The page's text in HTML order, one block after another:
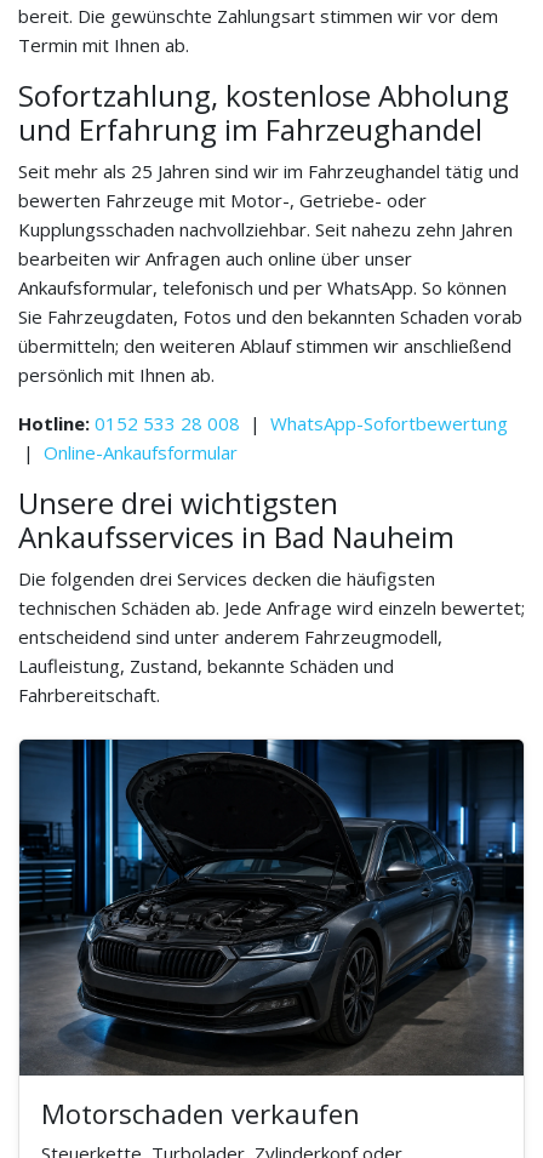
bereit. Die gewünschte Zahlungsart stimmen wir vor dem
Termin mit Ihnen ab.
Sofortzahlung, kostenlose Abholung
und Erfahrung im Fahrzeughandel
Seit mehr als 25 Jahren sind wir im Fahrzeughandel tätig und
bewerten Fahrzeuge mit Motor-, Getriebe- oder
Kupplungsschaden nachvollziehbar. Seit nahezu zehn Jahren
bearbeiten wir Anfragen auch online über unser
Ankaufsformular, telefonisch und per WhatsApp. So können
Sie Fahrzeugdaten, Fotos und den bekannten Schaden vorab
übermitteln; den weiteren Ablauf stimmen wir anschließend
persönlich mit Ihnen ab.
Hotline: 0152 533 28 008 | WhatsApp-Sofortbewertung
| Online-Ankaufsformular
Unsere drei wichtigsten
Ankaufsservices in Bad Nauheim
Die folgenden drei Services decken die häufigsten
technischen Schäden ab. Jede Anfrage wird einzeln bewertet;
entscheidend sind unter anderem Fahrzeugmodell,
Laufleistung, Zustand, bekannte Schäden und
Fahrbereitschaft.
Motorschaden verkaufen
Steuerkette, Turbolader, Zylinderkopf oder